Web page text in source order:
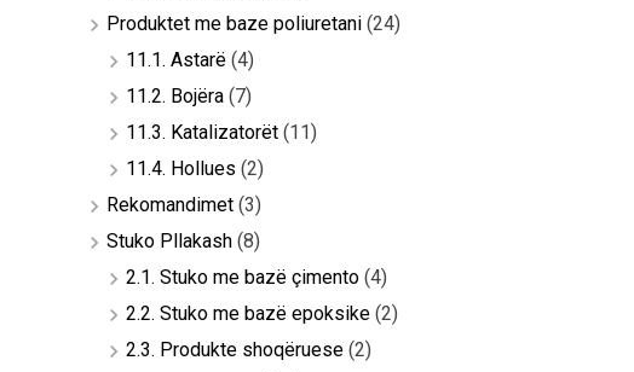
Produktet me baze poliuretani (24)
11.1. Astarë (4)
11.2. Bojëra (7)
11.3. Katalizatorët (11)
11.4. Hollues (2)
Rekomandimet (3)
Stuko Pllakash (8)
2.1. Stuko me bazë çimento (4)
2.2. Stuko me bazë epoksike (2)
2.3. Produkte shoqëruese (2)